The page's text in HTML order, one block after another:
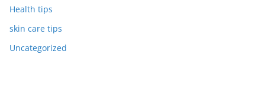
Health tips
skin care tips
Uncategorized